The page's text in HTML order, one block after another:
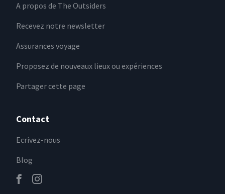
A propos de The Outsiders
Recevez notre newsletter
Assurances voyage
Proposez de nouveaux lieux ou expériences
Partager cette page
Contact
Ecrivez-nous
Blog